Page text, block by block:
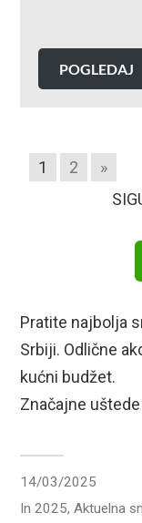
POGLEDAJ
1 2
»
Pratite najbolja
Srbiji. Odlične
kućni budžet.
Značajne
14/03/2025
In2025,Aktuelna